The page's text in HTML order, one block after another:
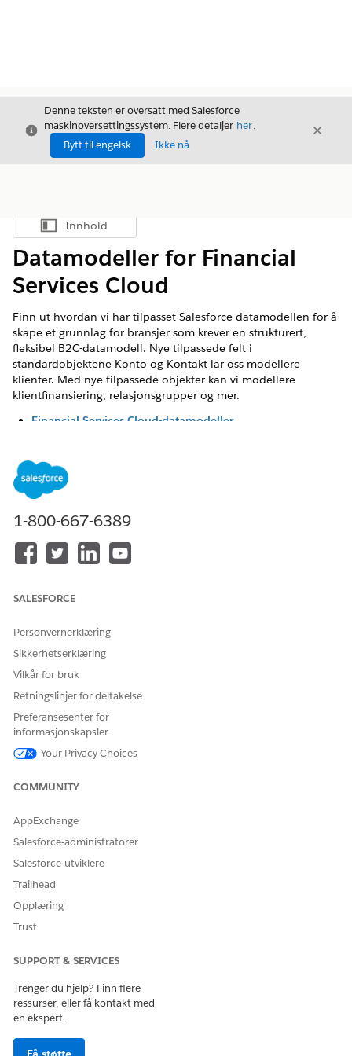
Avslutt
Denne teksten er oversatt med Salesforce
maskinoversettingssystem. Flere detaljer her.
Bytt til engelsk
Ikke nå
Avslutt
Vis innholdsfortegnelse
Innhold
Datamodeller for Financial
Services Cloud
Finn ut hvordan vi har tilpasset Salesforce-datamodellen for å
skape et grunnlag for bransjer som krever en strukturert,
fleksibel B2C-datamodell. Nye tilpassede felt i
standardobjektene Konto og Kontakt lar oss modellere
klienter. Med nye tilpassede objekter kan vi modellere
klientfinansiering, relasjonsgrupper og mer.
Financial Services Cloud-datamodeller
sammen med deres relasjoner og økonomiske aktiviteter.
Hvordan modelleres en person i Financial Services Cloud?
Financial Services Cloud representerer en person på en av
to måter: personkontoer eller den individuelle modellen.
Personkontoer gir bedre støtte for B2C-aktiviteter for de
fleste organisasjoner og er aktivert i FSC-
støtter bare den individuelle modellen for FSC-
modellimplementasjoner.
Hva er en gruppe i Financial Services Cloud?
En gruppe gir innsikt i en kundes økonomiske sirkler, som
tilkoblinger. En gruppe gir en generell oversikt over
medlemmene ved å oppsummere informasjon om dem.
Du kan utvide en gruppe med tilpassede felt og mer.
Hva er en relasjon i Financial Services Cloud?
bruk av grupper, modellerer Financial Services Cloud også
Disse relasjonene hjelper deg å forstå innflytelsessfer og
kontrollområder.
Hvordan modelleres arbeid og utdanning i Financial
Services Cloud?
Tilpassede objekter representerer ansettelses- og
utdanningsinformasjon. I den individuelle modellen er
Hvordan modelleres identifikasjonsdokumenter, andre
Cloud?
Tilpassede objekter brukes til å representere andre aktiva,
forpliktelser og mål. I den individuelle modellen er disse
objektene relatert til kontoobjektet.
1-800-667-6389
SALESFORCE
Personvernerklæring
Sikkerhetserklæring
Vilkår for bruk
Retningslinjer for deltakelse
Preferansesenter for
informasjonskapsler
Your Privacy Choices
COMMUNITY
AppExchange
Salesforce-administratorer
Salesforce-utviklere
Trailhead
Opplæring
Trust
SUPPORT & SERVICES
Trenger du hjelp? Finn flere
ressurser, eller få kontakt med
en ekspert.